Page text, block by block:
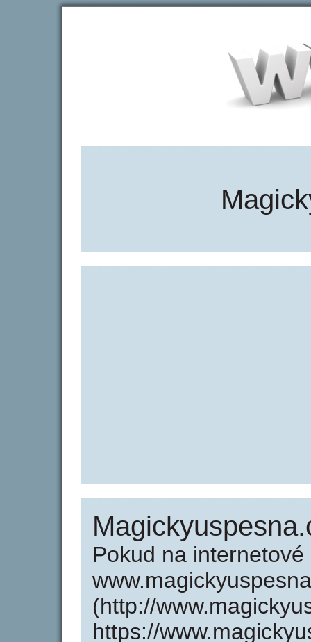
Pokud na internetové
(http://
https://